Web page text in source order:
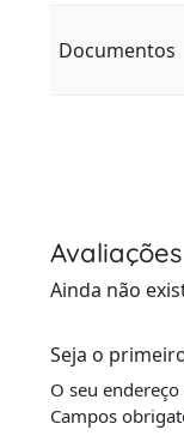
Documentos
Avaliações
Ainda não
Seja o
O seu
Campos